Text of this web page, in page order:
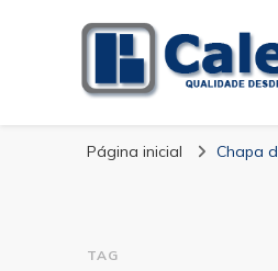
Calex
Página inicial Chapa
TAG